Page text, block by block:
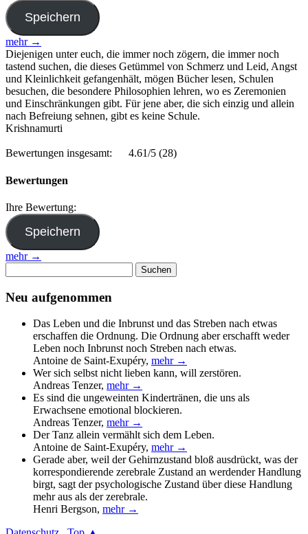
mehr →
Diejenigen unter euch, die immer noch zögern, die immer noch
tastend suchen, die dieses Getümmel von Schmerz und Leid, Angst
und Kleinlichkeit gefangenhält, mögen Bücher lesen, Schulen
besuchen, die besondere Philosophien lehren, wo es Zeremonien
und Einschränkungen gibt. Für jene aber, die sich einzig und allein
nach Befreiung sehnen, gibt es keine Schule.
Krishnamurti
Bewertungen insgesamt: 4.61/5 (28)
Bewertungen
Ihre Bewertung:
mehr →
nach:
Neu aufgenommen
Das Leben und die Inbrunst und das Streben nach etwas
erschaffen die Ordnung. Die Ordnung aber erschafft weder
Leben noch Inbrunst noch Streben nach etwas.
Antoine de Saint-Exupéry, mehr →
Wer sich selbst nicht lieben kann, will zerstören.
Andreas Tenzer, mehr →
Es sind die ungeweinten Kindertränen, die uns als
Erwachsene emotional blockieren.
Andreas Tenzer, mehr →
Der Tanz allein vermählt sich dem Leben.
Antoine de Saint-Exupéry, mehr →
Gerade aber, weil der Gehirnzustand bloß ausdrückt, was der
korrespondierende zerebrale Zustand an werdender Handlung
birgt, sagt der psychologische Zustand über diese Handlung
mehr aus als der zerebrale.
Henri Bergson, mehr →